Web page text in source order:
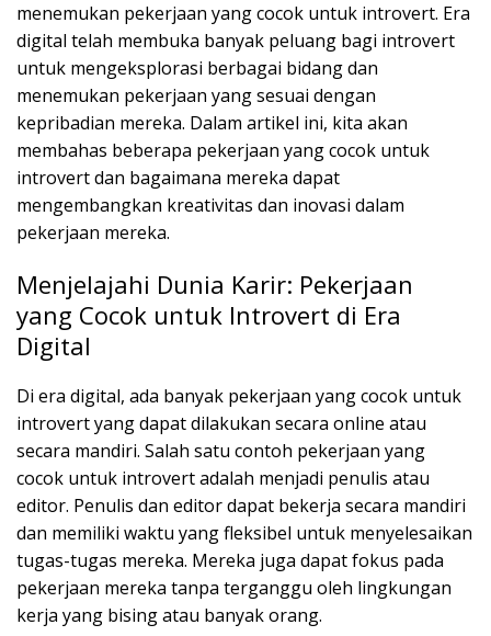
menemukan pekerjaan yang cocok untuk introvert. Era
digital telah membuka banyak peluang bagi introvert
untuk mengeksplorasi berbagai bidang dan
menemukan pekerjaan yang sesuai dengan
kepribadian mereka. Dalam artikel ini, kita akan
membahas beberapa pekerjaan yang cocok untuk
introvert dan bagaimana mereka dapat
mengembangkan kreativitas dan inovasi dalam
pekerjaan mereka.
Menjelajahi Dunia Karir: Pekerjaan
yang Cocok untuk Introvert di Era
Digital
Di era digital, ada banyak pekerjaan yang cocok untuk
introvert yang dapat dilakukan secara online atau
secara mandiri. Salah satu contoh pekerjaan yang
cocok untuk introvert adalah menjadi penulis atau
editor. Penulis dan editor dapat bekerja secara mandiri
dan memiliki waktu yang fleksibel untuk menyelesaikan
tugas-tugas mereka. Mereka juga dapat fokus pada
pekerjaan mereka tanpa terganggu oleh lingkungan
kerja yang bising atau banyak orang.